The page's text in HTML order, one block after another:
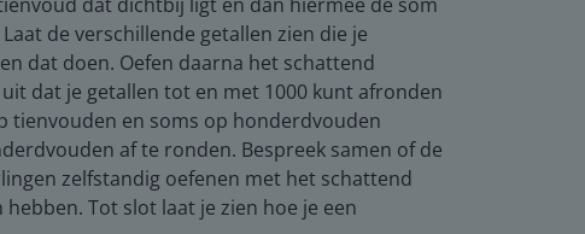
de verschillende getallen zien die je
dat doen. Oefen daarna het schattend
dat je getallen tot en met 1000 kunt afronden
tienvouden en soms op honderdvouden
af te ronden. Bespreek samen of de
zelfstandig oefenen met het schattend
Tot slot laat je zien hoe je een